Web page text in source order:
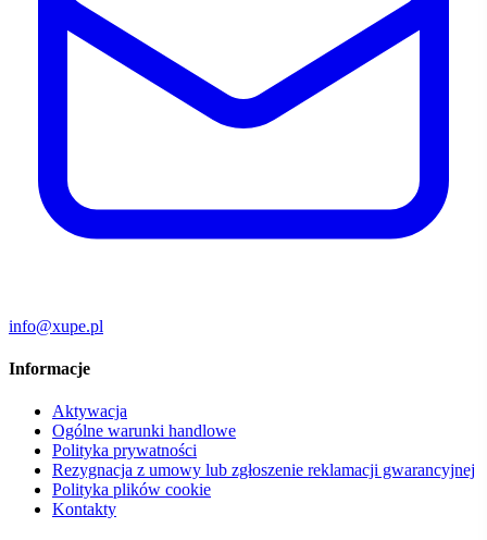
info@xupe.pl
Informacje
Aktywacja
Ogólne warunki handlowe
Polityka prywatności
Rezygnacja z umowy lub zgłoszenie reklamacji gwarancyjnej
Polityka plików cookie
Kontakty